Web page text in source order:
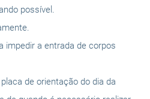
possível.
impedir a entrada de corpos
de orientação do dia da